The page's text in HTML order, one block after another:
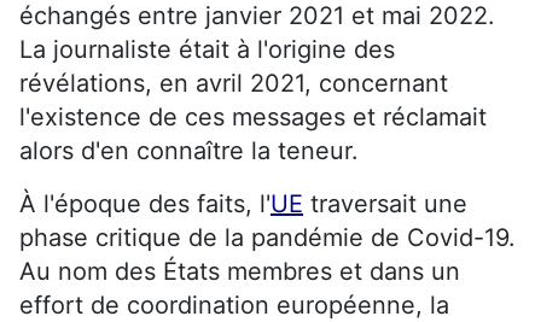
échangés entre janvier 2021 et mai 2022.
La journaliste était à l'origine des
révélations, en avril 2021, concernant
l'existence de ces messages et réclamait
alors d'en connaître la teneur.
À l'époque des faits, l'UE traversait une
phase critique de la pandémie de Covid-19.
Au nom des États membres et dans un
effort de coordination européenne, la